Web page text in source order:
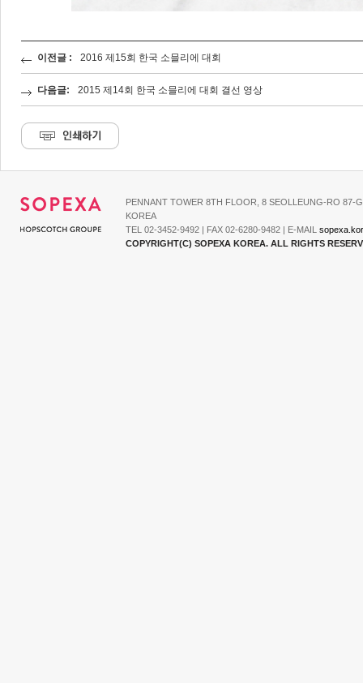
이전글 : 2016 제15회 한국 소믈리에 대회
다음글: 2015 제14회 한국 소믈리에 대회 결선 영상
PENNANT TOWER 8TH FLOOR, 8 SEOLLEUNG-RO 87-
KOREA
TEL 02-3452-9492 | FAX 02-6280-9482 | E-MAIL
COPYRIGHT(C) SOPEXA KOREA. ALL RIGHTS